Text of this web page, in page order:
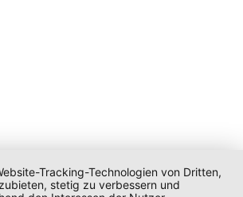
Tracking-Technologien von Dritten,
stetig zu verbessern und